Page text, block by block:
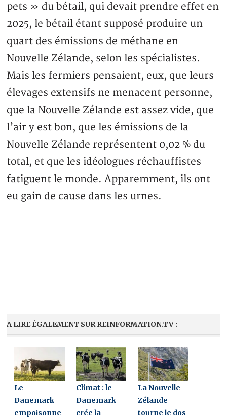
pets » du bétail, qui devait prendre effet en
2025, le bétail étant supposé produire un
quart des émissions de méthane en
Nouvelle Zélande, selon les spécialistes.
Mais les fermiers pensaient, eux, que leurs
élevages extensifs ne menacent personne,
que la Nouvelle Zélande est assez vide, que
l’air y est bon, que les émissions de la
Nouvelle Zélande représentent 0,02 % du
total, et que les idéologues réchauffistes
fatiguent le monde. Apparemment, ils ont
eu gain de cause dans les urnes.
A LIRE ÉGALEMENT SUR REINFORMATION.TV :
Le
Danemark
empoisonne-
Climat : le
Danemark
crée la
La Nouvelle-
Zélande
tourne le dos